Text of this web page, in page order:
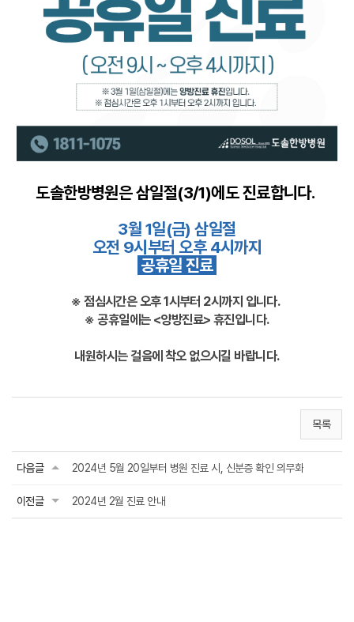
도솔한방병원은 삼일절(3/1)에도 진료합니다.
3월 1일(금) 삼일절
오전 9시부터 오후 4시까지
공휴일 진료
※ 점심시간은 오후 1시부터 2시까지 입니다.
※ 공휴일에는 <양방진료> 휴진입니다.
내원하시는 걸음에 착오 없으시길 바랍니다.
목록
다음글 2024년 5월 20일부터 병원 진료 시, 신분증 확인 의무화
이전글 2024년 2월 진료 안내